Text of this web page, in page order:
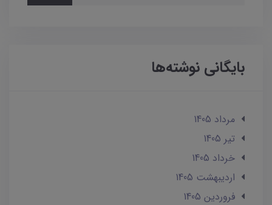
بایگانی نوشته‌ها
مرداد 1405
تير 1405
خرداد 1405
ارديبهشت 1405
فروردین 1405